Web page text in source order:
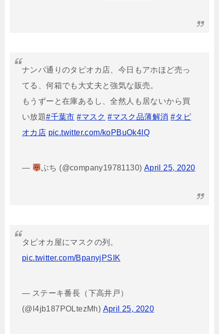
ナンパ通りのタピオカ店、今日もアホほど売っ
てる、何箱でも大丈夫と強気な販売。
もうずーと在庫あるし、全然人も居ないから買
い放題#千葉市 #マスク #マスク品薄解消 #タピ
オカ店 pic.twitter.com/koPBuOk4IQ
— ぶち (@company19781130) April 25, 2020
タピオカ屋にマスクの列。
pic.twitter.com/BpanyjPSIK
— ステーキ番長（下高井戸）
(@l4jb187POLtezMh) April 25, 2020